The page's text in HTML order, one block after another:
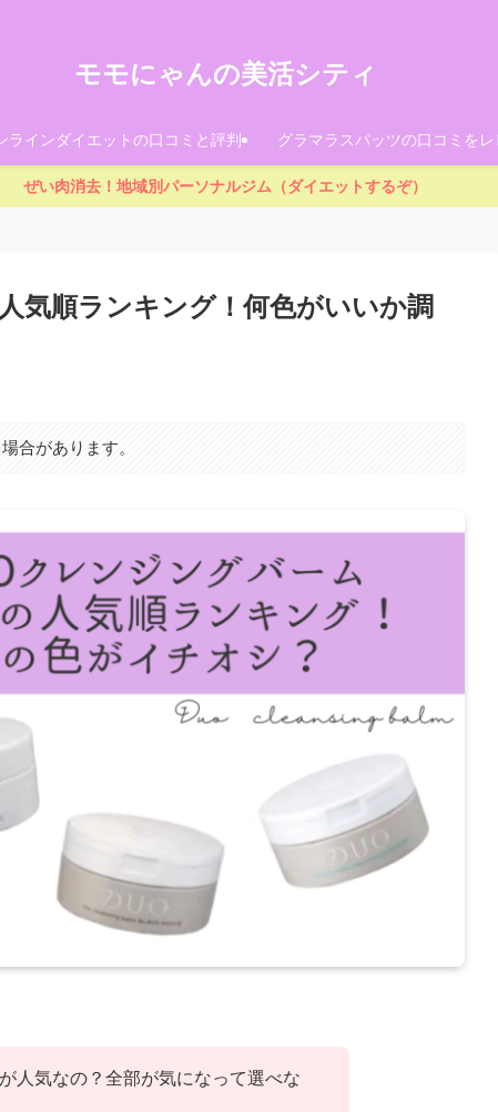
モモにゃんの美活シティ
ラインダイエットの口コミと評判 グラマラスパッツの口コミをレ
ぜい肉消去！地域別パーソナルジム（ダイエットするぞ）
気順ランキング！何色がいいか調
合があります。
人気なの？全部が気になって選べな